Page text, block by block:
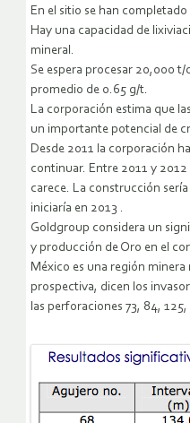
En el sitio se han
Hay una capacidad de
mineral.
Se espera procesar 20,000
promedio de 0.65 g/t.
La corporación estima que
un importante potencial de
Desde 2011 la corporación
continuar. Entre 2011 y
carece. La construcción
iniciaría en 2013 .
Goldgroup considera un
y producción de Oro en el
México es una región
prospectiva, dicen los
las perforaciones 73, 84,